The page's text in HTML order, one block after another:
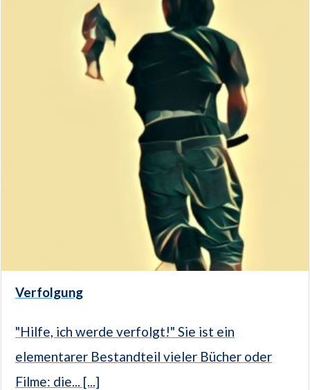
Verfolgung
"Hilfe, ich werde verfolgt!" Sie ist ein
elementarer Bestandteil vieler Bücher oder
Filme: die... [...]